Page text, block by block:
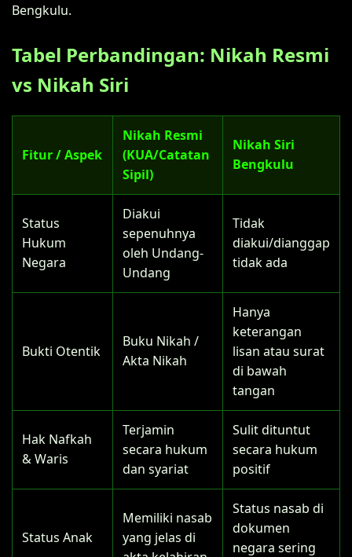
Bengkulu.
Tabel Perbandingan: Nikah Resmi
vs Nikah Siri
Fitur / Aspek
Nikah Resmi
(KUA/Catatan
Sipil)
Nikah Siri
Bengkulu
Status
Hukum
Negara
Diakui
sepenuhnya
oleh Undang-
Undang
Tidak
diakui/dianggap
tidak ada
Bukti Otentik
Buku Nikah /
Akta Nikah
Hanya
keterangan
lisan atau surat
di bawah
tangan
Hak Nafkah
& Waris
Terjamin
secara hukum
dan syariat
Sulit dituntut
secara hukum
positif
Status Anak
Memiliki nasab
yang jelas di
Status nasab di
dokumen
negara sering